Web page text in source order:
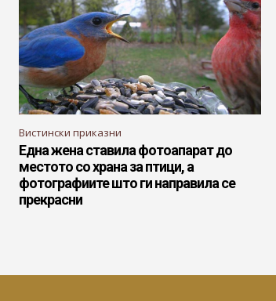
Вистински приказни
Една жена ставила фотоапарат до
местото со храна за птици, а
фотографиите што ги направила се
прекрасни